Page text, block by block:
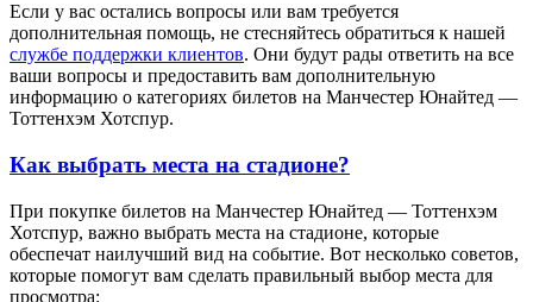
Если у вас остались вопросы или вам требуется
дополнительная помощь, не стесняйтесь обратиться к нашей
службе поддержки клиентов. Они будут рады ответить на все
ваши вопросы и предоставить вам дополнительную
информацию о категориях билетов на Манчестер Юнайтед —
Тоттенхэм Хотспур.
Как выбрать места на стадионе?
При покупке билетов на Манчестер Юнайтед — Тоттенхэм
Хотспур, важно выбрать места на стадионе, которые
обеспечат наилучший вид на событие. Вот несколько советов,
которые помогут вам сделать правильный выбор места для
просмотра: